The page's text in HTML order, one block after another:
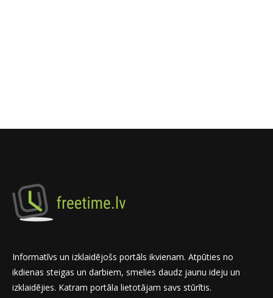
Informatīvs un izklaidējošs portāls ikvienam. Atpūties no
ikdienas steigas un darbiem, smelies daudz jaunu ideju un
izklaidējies. Katram portāla lietotājam savs stūrītis.